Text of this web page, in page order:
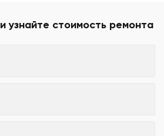
узнайте стоимость ремонта